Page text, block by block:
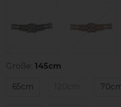
Größe: 145cm
65cm